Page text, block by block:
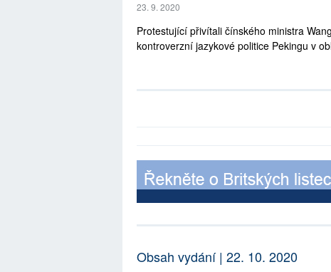
23. 9. 2020
Protestující přivítali čínského ministra
kontroverzní jazykové politice Pekingu v
Obsah vydání | 22. 10. 2020